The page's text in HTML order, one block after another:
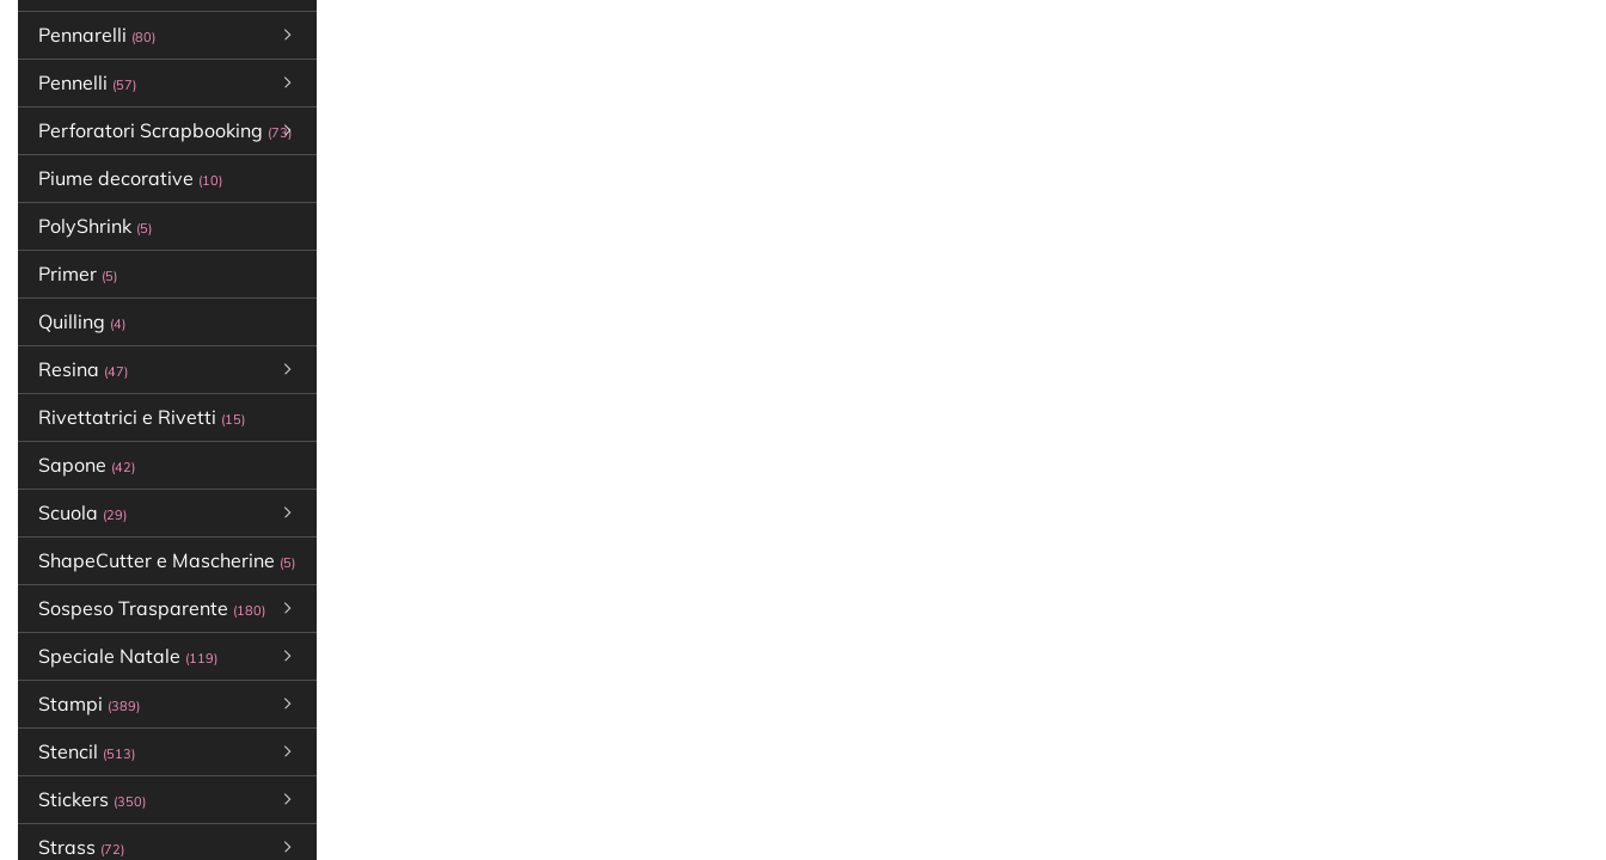
Pennarelli (80)
Pennelli (57)
Perforatori Scrapbooking (73)
Piume decorative (10)
PolyShrink (5)
Primer (5)
Quilling (4)
Resina (47)
Rivettatrici e Rivetti (15)
Sapone (42)
Scuola (29)
ShapeCutter e Mascherine (5)
Sospeso Trasparente (180)
Speciale Natale (119)
Stampi (389)
Stencil (513)
Stickers (350)
Strass (72)